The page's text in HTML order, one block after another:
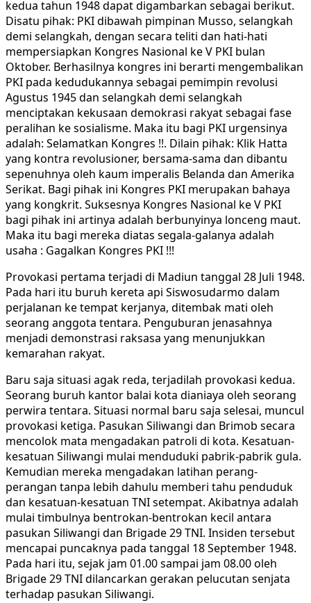
kedua tahun 1948 dapat digambarkan sebagai berikut.
Disatu pihak: PKI dibawah pimpinan Musso, selangkah
demi selangkah, dengan secara teliti dan hati-hati
mempersiapkan Kongres Nasional ke V PKI bulan
Oktober. Berhasilnya kongres ini berarti mengembalikan
PKI pada kedudukannya sebagai pemimpin revolusi
Agustus 1945 dan selangkah demi selangkah
menciptakan kekusaan demokrasi rakyat sebagai fase
peralihan ke sosialisme. Maka itu bagi PKI urgensinya
adalah: Selamatkan Kongres !!. Dilain pihak: Klik Hatta
yang kontra revolusioner, bersama-sama dan dibantu
sepenuhnya oleh kaum imperalis Belanda dan Amerika
Serikat. Bagi pihak ini Kongres PKI merupakan bahaya
yang kongkrit. Suksesnya Kongres Nasional ke V PKI
bagi pihak ini artinya adalah berbunyinya lonceng maut.
Maka itu bagi mereka diatas segala-galanya adalah
usaha : Gagalkan Kongres PKI !!!
Provokasi pertama terjadi di Madiun tanggal 28 Juli 1948.
Pada hari itu buruh kereta api Siswosudarmo dalam
perjalanan ke tempat kerjanya, ditembak mati oleh
seorang anggota tentara. Penguburan jenasahnya
menjadi demonstrasi raksasa yang menunjukkan
kemarahan rakyat.
Baru saja situasi agak reda, terjadilah provokasi kedua.
Seorang buruh kantor balai kota dianiaya oleh seorang
perwira tentara. Situasi normal baru saja selesai, muncul
provokasi ketiga. Pasukan Siliwangi dan Brimob secara
mencolok mata mengadakan patroli di kota. Kesatuan-
kesatuan Siliwangi mulai menduduki pabrik-pabrik gula.
Kemudian mereka mengadakan latihan perang-
perangan tanpa lebih dahulu memberi tahu penduduk
dan kesatuan-kesatuan TNI setempat. Akibatnya adalah
mulai timbulnya bentrokan-bentrokan kecil antara
pasukan Siliwangi dan Brigade 29 TNI. Insiden tersebut
mencapai puncaknya pada tanggal 18 September 1948.
Pada hari itu, sejak jam 01.00 sampai jam 08.00 oleh
Brigade 29 TNI dilancarkan gerakan pelucutan senjata
terhadap pasukan Siliwangi.